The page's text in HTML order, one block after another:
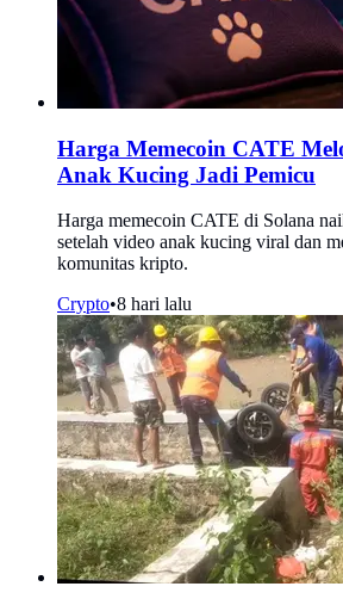
Harga Memecoin CATE
Anak Kucing Jadi Pemicu
Harga memecoin CATE di Solana
setelah video anak kucing viral dan
komunitas kripto.
Crypto•8 hari lalu